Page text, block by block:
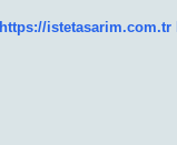
https://istetasarim.com.tr